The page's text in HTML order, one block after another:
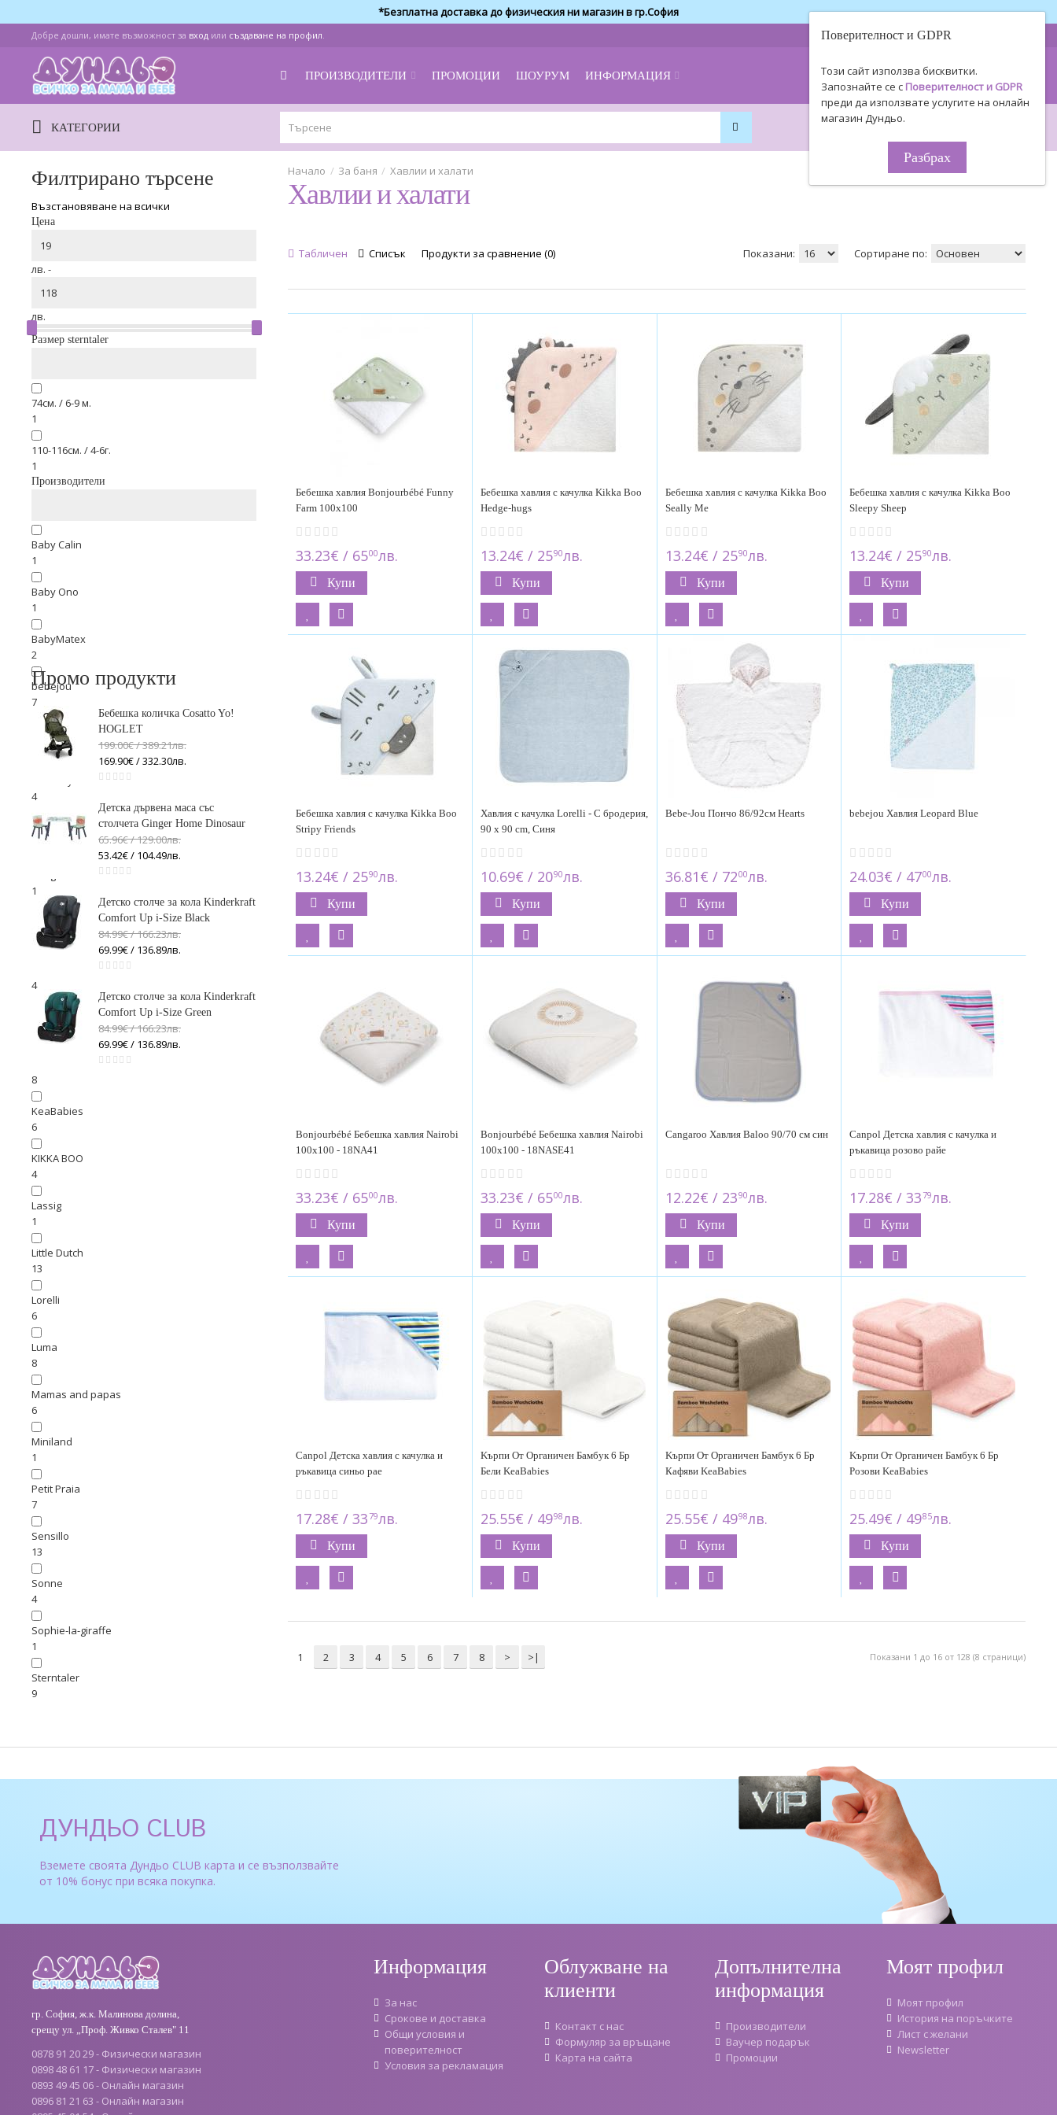
Поверителност и GDPR
Този сайт използва бисквитки.
Запознайте се с Поверителност и GDPR
преди да използвате услугите на онлайн
магазин Дундьо.
Разбрах
*Безплатна доставка до физическия ни магазин в гр.София
Добре дошли, имате възможност за вход или създаване на профил.
ПРОИЗВОДИТЕЛИ ПРОМОЦИИ ШОУРУМ ИНФОРМАЦИЯ
0893 494 506
0895 450 154 за поръчки!
КАТЕГОРИИ
0
За баня Хавлии и халати
Хавлии и халати
Табличен Списък Продукти за сравнение (0) Показани: Сортиране по:
Бебешка хавлия Bonjourbébé Funny
Farm 100x100
33.23€ / 6500лв.
Купи
Бебешка хавлия с качулка Kikka Boo
Hedge-hugs
13.24€ / 2590лв.
Купи
Бебешка хавлия с качулка Kikka Boo
Seally Me
13.24€ / 2590лв.
Купи
Бебешка хавлия с качулка Kikka Boo
Sleepy Sheep
13.24€ / 2590лв.
Купи
Бебешка хавлия с качулка Kikka Boo
Stripy Friends
13.24€ / 2590лв.
Купи
Хавлия с качулка Lorelli - С бродерия,
90 x 90 cm, Синя
10.69€ / 2090лв.
Купи
Bebe-Jou Пончо 86/92см Hearts
36.81€ / 7200лв.
Купи
bebejou Хавлия Leopard Blue
24.03€ / 4700лв.
Купи
Bonjourbébé Бебешка хавлия Nairobi
100x100 - 18NA41
33.23€ / 6500лв.
Купи
Bonjourbébé Бебешка хавлия Nairobi
100x100 - 18NASE41
33.23€ / 6500лв.
Купи
Cangaroo Хавлия Baloo 90/70 см син
12.22€ / 2390лв.
Купи
Canpol Детска хавлия с качулка и
ръкавица розово райе
17.28€ / 33 79лв.
Купи
Canpol Детска хавлия с качулка и
ръкавица синьо рае
17.28€ / 33 79лв.
Купи
Kърпи От Органичен Бамбук 6 Бр
Бели KeaBabies
25.55€ / 4998лв.
Купи
Kърпи От Органичен Бамбук 6 Бр
Кафяви KeaBabies
25.55€ / 4998лв.
Купи
Kърпи От Органичен Бамбук 6 Бр
Розови KeaBabies
25.49€ / 4985лв.
Купи
1 2 3 4 5 6 7 8 > >| Показани 1 до 16 от 128 (8 страници)
Филтрирано търсене
Възстановяване на всички
Цена
лв. -
лв.
Размер sterntaler
74см. / 6-9 м.
1
110-116см. / 4-6г.
1
Производители
Baby Calin
1
Baby Ono
1
BabyMatex
2
bebejou
7
Bibs
4
Bonjourbébé
1
Canpol
2
4
Fresk
GAMBERRITOS
8
KeaBabies
6
KIKKA BOO
4
Lassig
1
Little Dutch
13
Lorelli
6
Luma
8
Mamas and papas
6
Miniland
1
Petit Praia
7
Sensillo
13
Sonne
4
Sophie-la-giraffe
1
Sterntaler
9
Промо продукти
Бебешка количка Cosatto Yo!
HOGLET
199.00€ / 389.21лв.
169.90€ / 332.30лв.
Детска дървена маса със
столчета Ginger Home Dinosaur
65.96€ / 129.00лв.
53.42€ / 104.49лв.
Детско столче за кола Kinderkraft
Comfort Up i-Size Black
84.99€ / 166.23лв.
69.99€ / 136.89лв.
Детско столче за кола Kinderkraft
Comfort Up i-Size Green
84.99€ / 166.23лв.
69.99€ / 136.89лв.
ДУНДЬО CLUB
Вземете своята Дундьо CLUB карта и се възползвайте
от 10% бонус при всяка покупка.
гр. София, ж.к. Малинова долина,
срещу ул. „Проф. Живко Сталев" 11
0878 91 20 29 - Физически магазин
0898 48 61 17 - Физически магазин
0893 49 45 06 - Онлайн магазин
0896 81 21 63 - Онлайн магазин
Информация
За нас
Срокове и доставка
Oбщи условия и
поверителност
Условия за рекламация
Облужване на
клиенти
Контакт с нас
Формуляр за връщане
Карта на сайта
Допълнителна
информация
Производители
Ваучер подарък
Промоции
Моят профил
Моят профил
История на поръчките
Лист с желани
Newsletter